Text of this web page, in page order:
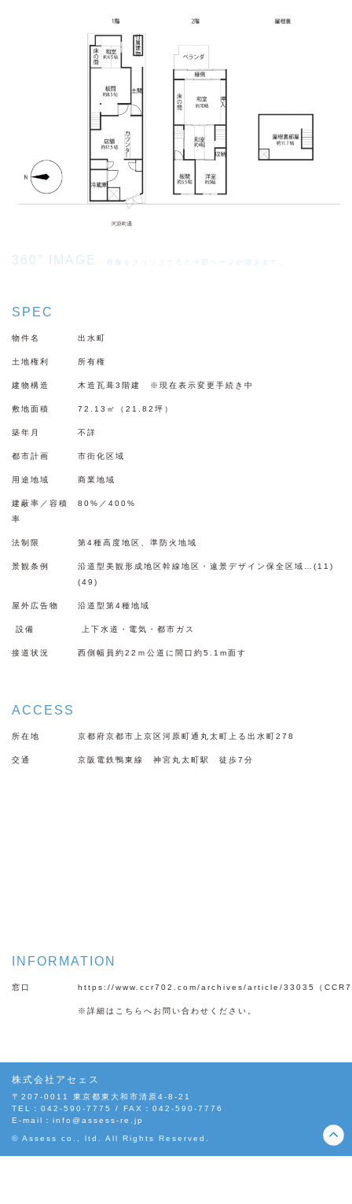
360° IMAGE 画像をクリックすると外部ページが開きます。
SPEC
物件名 出水町
土地権利 所有権
建物構造 木造瓦葺3階建 ※現在表示変更手続き中
敷地面積 72.13㎡（21.82坪）
築年月 不詳
都市計画 市街化区域
用途地域 商業地域
建蔽率／容積
率
80%／400%
法制限 第4種高度地区、準防火地域
景観条例
沿道型美観形成地区幹線地区・遠景デザイン保全区域…(11)
(49)
屋外広告物 沿道型第4種地域
設備 上下水道・電気・都市ガス
接道状況 西側幅員約22ｍ公道に間口約5.1m面す
ACCESS
所在地 京都府京都市上京区河原町通丸太町上る出水町278
交通 京阪電鉄鴨東線 神宮丸太町駅 徒歩7分
INFORMATION
窓口 https://www.ccr702.com/archives/article/33035 （
※詳細はこちらへお問い合わせください。
株式会社アセェス
〒207-0011 東京都東大和市清原4-8-21
TEL：042-590-7775 / FAX：042-590-7776
E-mail： info@assess-re.jp
© Assess co., ltd. All Rights Reserved.